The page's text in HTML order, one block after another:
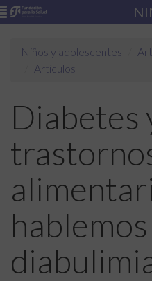
Niños y adolescentes
Artículos
Diabetes